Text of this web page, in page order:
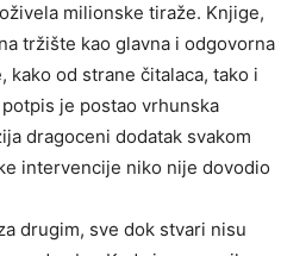
milionske tiraže. Knjige,
tržište kao glavna i odgovorna
kako od strane čitalaca, tako i
je postao vrhunska
dragoceni dodatak svakom
intervencije niko nije dovodio
drugim, sve dok stvari nisu